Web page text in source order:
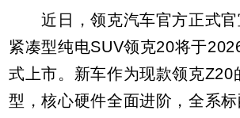
近日，领克汽车官方正式官
紧凑型纯电SUV领克20将于
式上市。新车作为现款领克Z20
型，核心硬件全面进阶，全系